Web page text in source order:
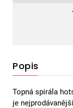
Popis
Topná spirála
je